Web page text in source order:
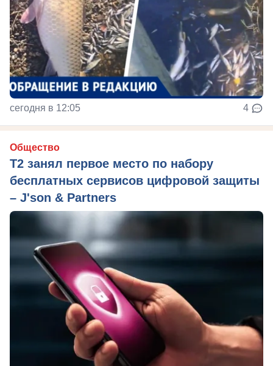
сегодня в 12:05 4
Общество
Т2 занял первое место по набору
бесплатных сервисов цифровой защиты
– J'son & Partners